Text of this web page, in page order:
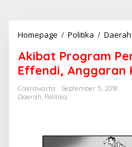
Homepage / Politika / Daerah
Akibat Program
Effendi, Anggaran
Cakrawarta
September 5, 2018
Daerah, Politika